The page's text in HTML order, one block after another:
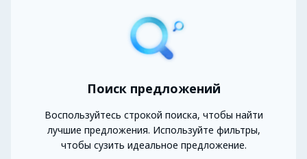
Поиск предложений
Воспользуйтесь строкой поиска, чтобы найти
лучшие предложения. Используйте фильтры,
чтобы сузить идеальное предложение.